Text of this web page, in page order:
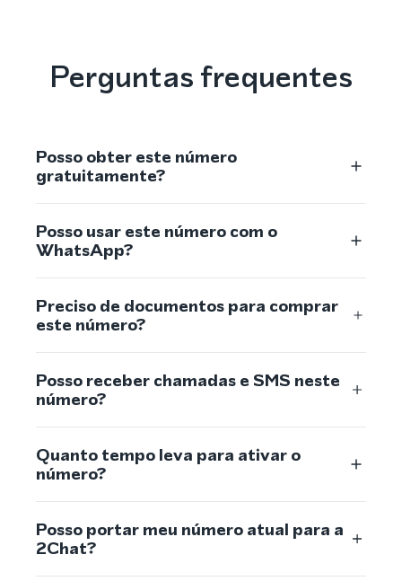
Perguntas frequentes
Posso obter este número
gratuitamente?
Posso usar este número com o
WhatsApp?
Preciso de documentos para comprar
este número?
Posso receber chamadas e SMS neste
número?
Quanto tempo leva para ativar o
número?
Posso portar meu número atual para a
2Chat?